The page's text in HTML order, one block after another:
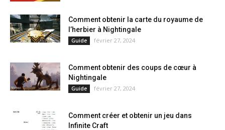
Comment obtenir la carte du royaume de
l’herbier à Nightingale
Guide février 27, 2024
Comment obtenir des coups de cœur à
Nightingale
Guide février 27, 2024
Comment créer et obtenir un jeu dans
Infinite Craft